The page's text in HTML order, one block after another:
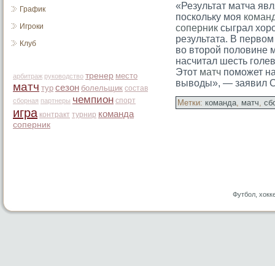
График
Игроки
Клуб
арбитраж руководство тренер место
матч тур сезон болельщик состав
сборная партнеры чемпион спорт
игра контракт турнир команда
соперник
«Результат матча
поскольку моя
соперник сыграл
результата. В
во второй половине
насчитал шесть
Этот матч поможет
выводы», — заявил
Метки: команда, матч,
Футбол,